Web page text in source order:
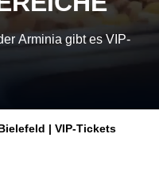
Arminia gibt es VIP-
| VIP-Tickets